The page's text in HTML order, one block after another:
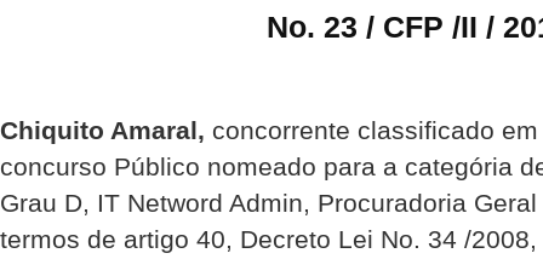
No. 23 / CFP /II /
Chiquito Amaral, concorrente classificado
concurso Público nomeado para a categória
Grau D, IT Netword Admin, Procuradoria
termos de artigo 40, Decreto Lei No. 34 /